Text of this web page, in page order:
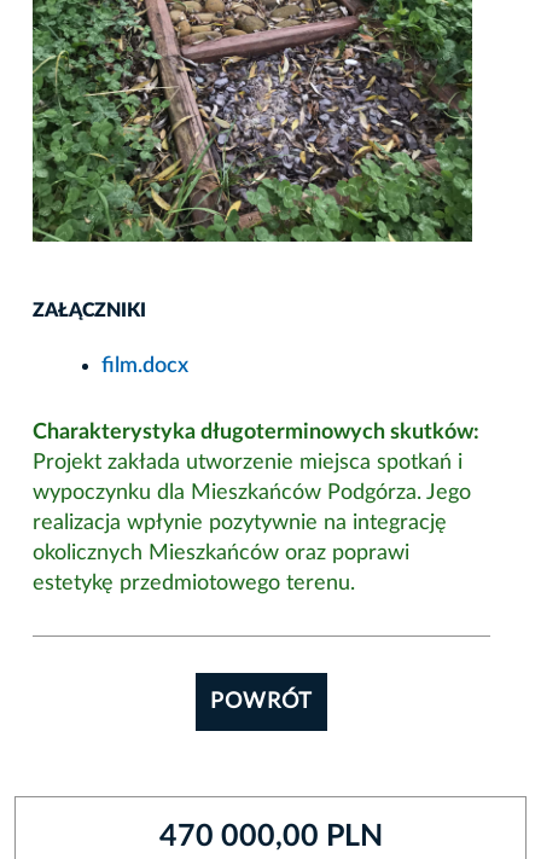
ZAŁĄCZNIKI
film.docx
Charakterystyka długoterminowych skutków:
Projekt zakłada utworzenie miejsca spotkań i
wypoczynku dla Mieszkańców Podgórza. Jego
realizacja wpłynie pozytywnie na integrację
okolicznych Mieszkańców oraz poprawi
estetykę przedmiotowego terenu.
POWRÓT
470 000,00 PLN